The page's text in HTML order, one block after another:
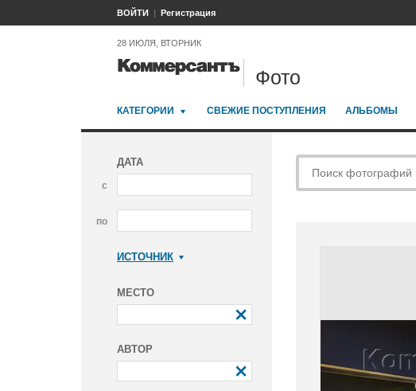
ВОЙТИ Регистрация
28 ИЮЛЯ, ВТОРНИК
Фото
КАТЕГОРИИ СВЕЖИЕ ПОСТУПЛЕНИЯ АЛЬБОМЫ
ДАТА
с
по
ИСТОЧНИК
МЕСТО
АВТОР